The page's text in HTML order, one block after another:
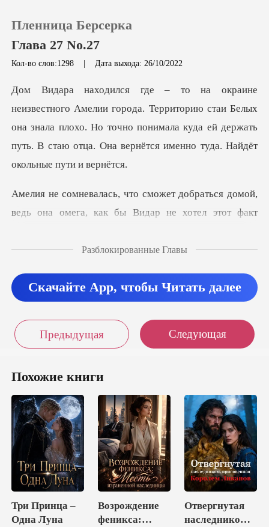
0
Выйти
Пленница Берсерка
Глава 27 No.27
Кол-во слов:1298 | Дата выхода: 26/10/2022
иторию стаи Белых
она знала плохо. Но точно понимала куда ей держать
путь
я домой,
ведь она омега, как бы Видар не х
Разблокированные Главы
Скачайте App, чтобы Читать далее
Предыдущая Следующая
Похожие книги
Три Принца –
Одна Луна
Возрождение
феникса:
Отвергнутая
наследником,